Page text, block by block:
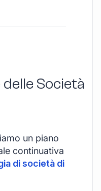
Società
un piano
continuativa
di società di